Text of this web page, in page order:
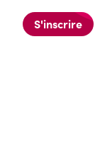
S'inscrire